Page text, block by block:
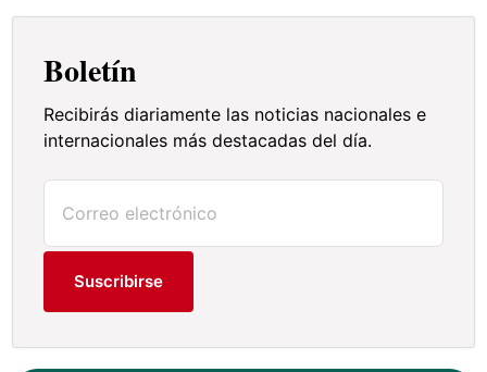
Boletín
Recibirás diariamente las noticias nacionales e
internacionales más destacadas del día.
Suscribirse